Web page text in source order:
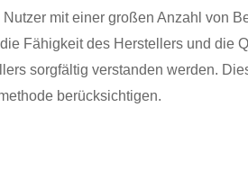
mit einer großen Anzahl von
Fähigkeit des Herstellers und die
sorgfältig verstanden werden.
berücksichtigen.